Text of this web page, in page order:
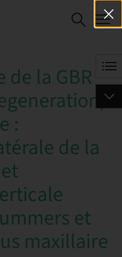
RESERVAR AHORA
la GBR
:
de la
et
maxillaire